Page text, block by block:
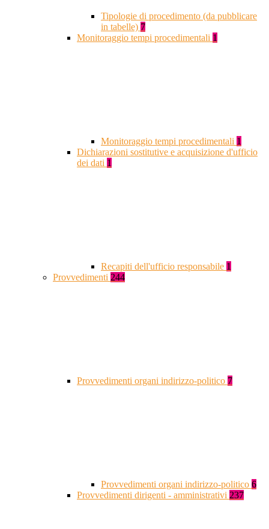
Tipologie di procedimento (da pubblicare
in tabelle) 7
Monitoraggio tempi procedimentali 1
Monitoraggio tempi procedimentali 1
Dichiarazioni sostitutive e acquisizione d'ufficio
dei dati 1
Recapiti dell'ufficio responsabile 1
Provvedimenti 244
Provvedimenti organi indirizzo-politico 7
Provvedimenti organi indirizzo-politico 6
Provvedimenti dirigenti - amministrativi 237